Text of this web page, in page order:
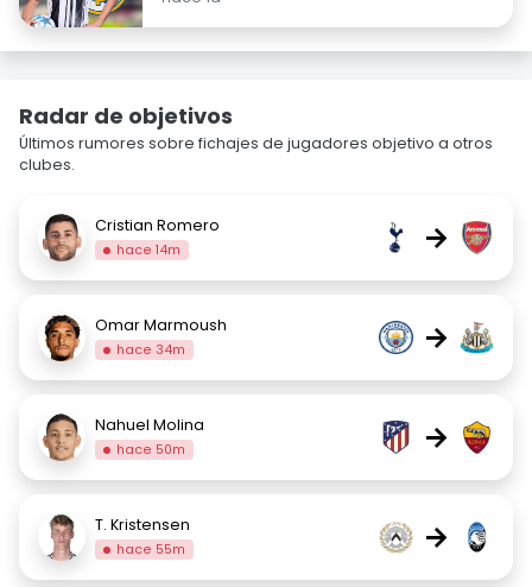
Radar de objetivos
Últimos rumores sobre fichajes de jugadores objetivo a otros
clubes.
Cristian Romero
hace 14m →
Omar Marmoush
hace 34m →
Nahuel Molina
hace 50m →
T. Kristensen
hace 55m →